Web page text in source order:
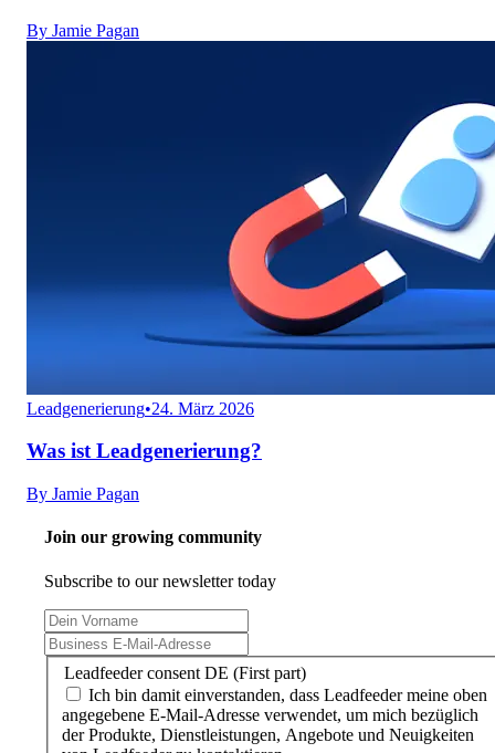
By Jamie Pagan
Leadgenerierung•24. März 2026
Was ist Leadgenerierung?
By Jamie Pagan
Join our growing community
Subscribe to our newsletter today
Leadfeeder consent DE (First part)
Ich bin damit einverstanden, dass Leadfeeder meine oben
angegebene E-Mail-Adresse verwendet, um mich bezüglich
der Produkte, Dienstleistungen, Angebote und Neuigkeiten